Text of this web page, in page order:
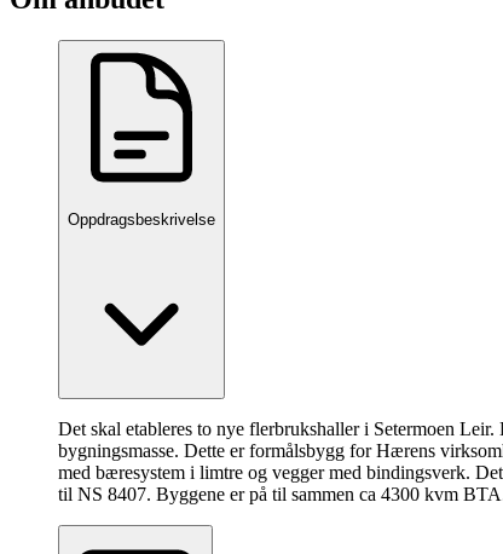
Oppdragsbeskrivelse
Det skal etableres to nye flerbrukshaller i Setermoen
bygningsmasse. Dette er formålsbygg for Hærens
med bæresystem i limtre og vegger med bindingsverk.
til NS 8407. Byggene er på til sammen ca 4300 kvm